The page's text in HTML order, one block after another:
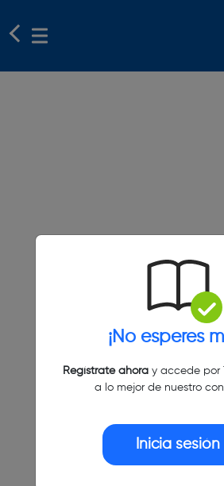
¡No esperes
Regístrate ahoray accede por
a lo mejor de nuestro
Inicia sesión